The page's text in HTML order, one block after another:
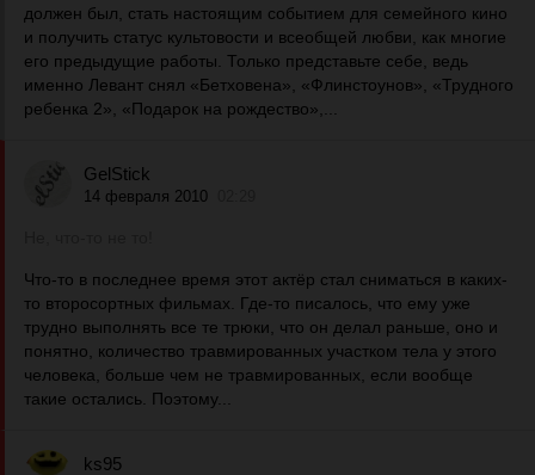
должен был, стать настоящим событием для семейного кино
и получить статус культовости и всеобщей любви, как многие
его предыдущие работы. Только представьте себе, ведь
именно Левант снял «Бетховена», «Флинстоунов», «Трудного
ребенка 2», «Подарок на рождество»,...
GelStick
14 февраля 2010
Что-то в последнее время этот актёр стал сниматься в каких-
то второсортных фильмах. Где-то писалось, что ему уже
трудно выполнять все те трюки, что он делал раньше, оно и
понятно, количество травмированных участком тела у этого
человека, больше чем не травмированных, если вообще
такие остались. Поэтому...
ks95